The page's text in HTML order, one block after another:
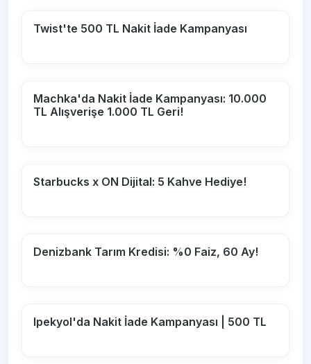
Twist'te 500 TL Nakit İade Kampanyası
Machka'da Nakit İade Kampanyası: 10.000
TL Alışverişe 1.000 TL Geri!
Starbucks x ON Dijital: 5 Kahve Hediye!
Denizbank Tarım Kredisi: %0 Faiz, 60 Ay!
Ipekyol'da Nakit İade Kampanyası | 500 TL